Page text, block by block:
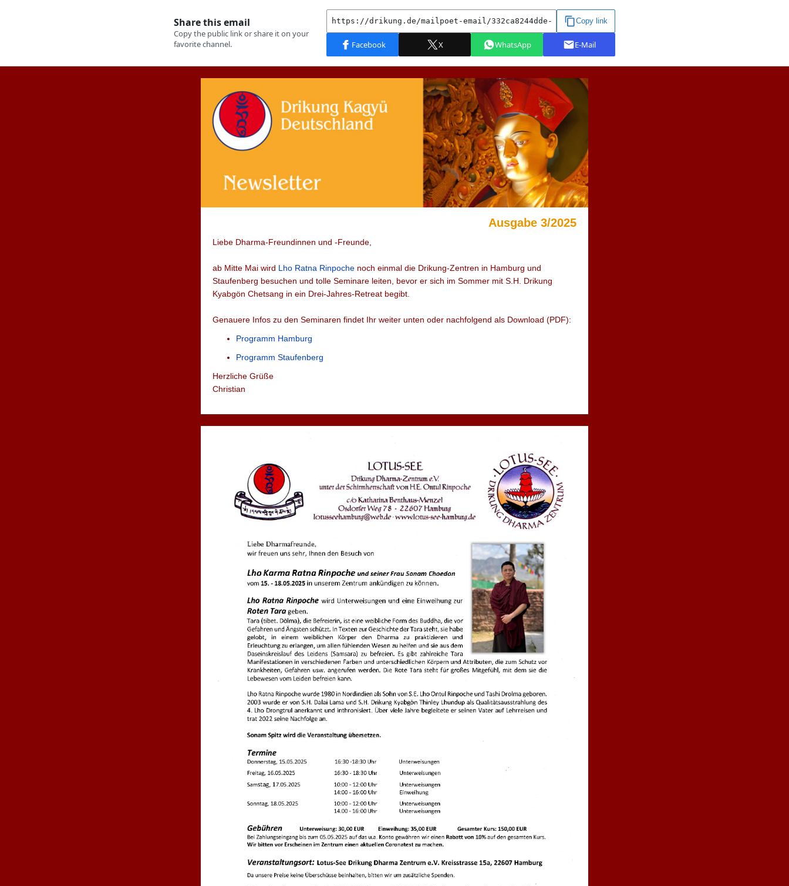
Ausgabe 3/2025
Liebe Dharma-Freundinnen und -Freunde,
ab Mitte Mai wird Lho Ratna Rinpoche noch einmal die Drikung-Zentren in Hamburg und
Staufenberg besuchen und tolle Seminare leiten, bevor er sich im Sommer mit S.H. Drikung
Kyabgön Chetsang in ein Drei-Jahres-Retreat begibt.
Genauere Infos zu den Seminaren findet Ihr weiter unten oder nachfolgend als Download (PDF):
Programm Hamburg
Programm Staufenberg
Herzliche Grüße
Christian